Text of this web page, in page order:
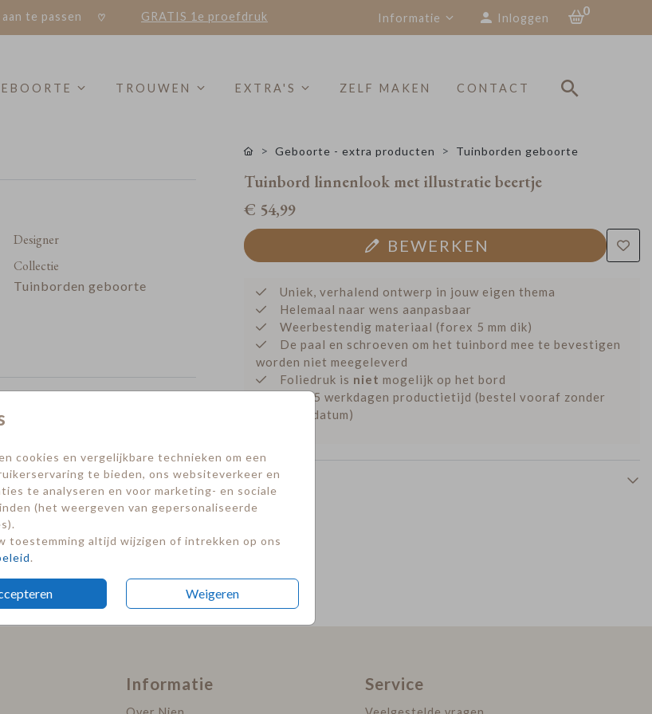
te passen GRATIS 1e proefdruk Informatie Inloggen
0
TROUWEN EXTRA'S ZELF MAKEN CONTACT
cookies en vergelijkbare technieken om een
te bieden, ons websiteverkeer en
te analyseren en voor marketing- en sociale
(het weergeven van gepersonaliseerde
toestemming altijd wijzigen of intrekken op ons
.
Weigeren
Designer
Collectie
Tuinborden geboorte
Geboorte - extra producten Tuinborden geboorte
Tuinbord linnenlook met illustratie beertje
€ 54,99
BEWERKEN
Uniek, verhalend ontwerp in jouw eigen thema
Helemaal naar wens aanpasbaar
Weerbestendig materiaal (forex 5 mm dik)
De paal en schroeven om het tuinbord mee te bevestigen
worden niet meegeleverd
Foliedruk is niet mogelijk op het bord
4 tot 5 werkdagen productietijd (bestel vooraf zonder
geboortedatum)
Prijzen
Informatie Service